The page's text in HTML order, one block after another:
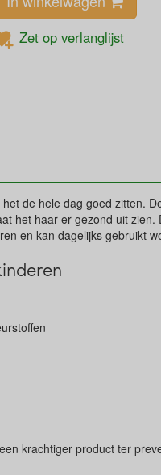
Zet op verlanglijst
de hele dag goed zitten.
het haar er gezond uit zien.
en kan dagelijks gebruikt
krachtiger product ter